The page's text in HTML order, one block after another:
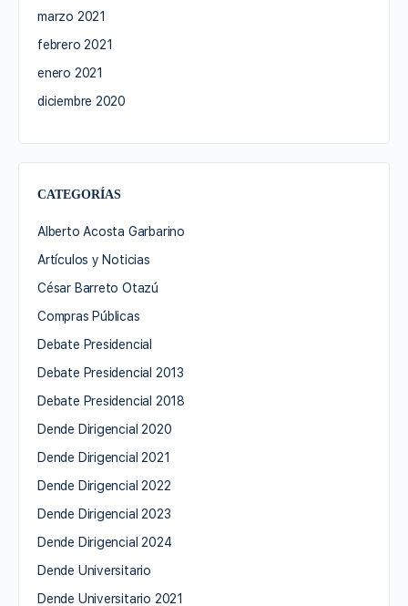
marzo 2021
febrero 2021
enero 2021
diciembre 2020
CATEGORÍAS
Alberto Acosta Garbarino
Artículos y Noticias
César Barreto Otazú
Compras Públicas
Debate Presidencial
Debate Presidencial 2013
Debate Presidencial 2018
Dende Dirigencial 2020
Dende Dirigencial 2021
Dende Dirigencial 2022
Dende Dirigencial 2023
Dende Dirigencial 2024
Dende Universitario
Dende Universitario 2021